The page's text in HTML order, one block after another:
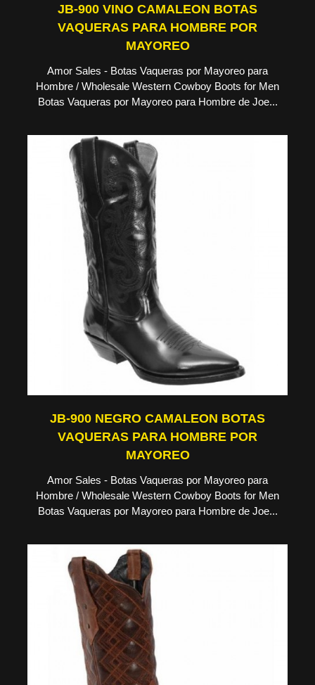
JB-900 VINO CAMALEON BOTAS
VAQUERAS PARA HOMBRE POR
MAYOREO
Amor Sales - Botas Vaqueras por Mayoreo para
Hombre / Wholesale Western Cowboy Boots for Men
Botas Vaqueras por Mayoreo para Hombre de Joe...
JB-900 NEGRO CAMALEON BOTAS
VAQUERAS PARA HOMBRE POR
MAYOREO
Amor Sales - Botas Vaqueras por Mayoreo para
Hombre / Wholesale Western Cowboy Boots for Men
Botas Vaqueras por Mayoreo para Hombre de Joe...